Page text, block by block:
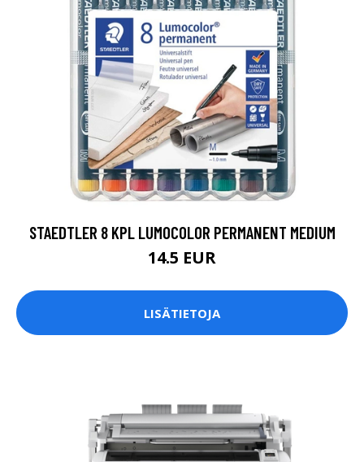
STAEDTLER 8 KPL LUMOCOLOR PERMANENT MEDIUM
14.5 EUR
LISÄTIETOJA